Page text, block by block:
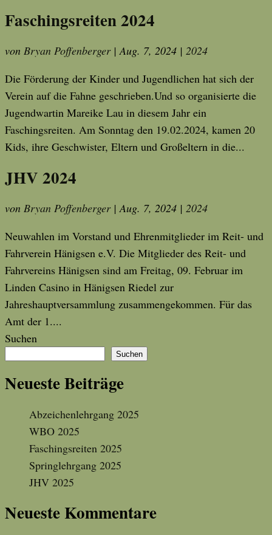
Faschingsreiten 2024
von Bryan Poffenberger|Aug. 7, 2024 | 2024
Die Förderung der Kinder und Jugendlichen hat sich der
Verein auf die Fahne geschrieben.Und so organisierte die
Jugendwartin Mareike Lau in diesem Jahr ein
Faschingsreiten. Am Sonntag den 19.02.2024, kamen 20
Kids, ihre Geschwister, Eltern und Großeltern in die...
JHV 2024
von Bryan Poffenberger|Aug. 7, 2024 | 2024
Neuwahlen im Vorstand und Ehrenmitglieder im Reit- und
Fahrverein Hänigsen e.V. Die Mitglieder des Reit- und
Fahrvereins Hänigsen sind am Freitag, 09. Februar im
Linden Casino in Hänigsen Riedel zur
Jahreshauptversammlung zusammengekommen. Für das
Amt der 1....
Suchen
Suchen
Neueste Beiträge
Abzeichenlehrgang 2025
WBO 2025
Faschingsreiten 2025
Springlehrgang 2025
JHV 2025
Neueste Kommentare